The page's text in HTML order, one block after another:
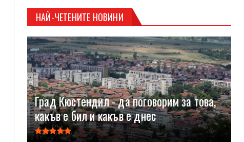
НАЙ-ЧЕТЕНИТЕ НОВИНИ
Град Кюстендил - да поговорим за това,
какъв е бил и какъв е днес